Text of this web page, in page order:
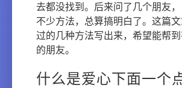
去都没找到。后来问了几个朋友
不少方法，总算搞明白了。这篇
过的几种方法写出来，希望能帮
的朋友。
什么是爱心下面一个